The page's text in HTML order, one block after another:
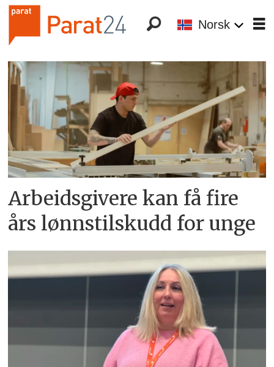
Norsk
Tag:
nav
Arbeidsgivere kan få fire
års lønnstilskudd for unge